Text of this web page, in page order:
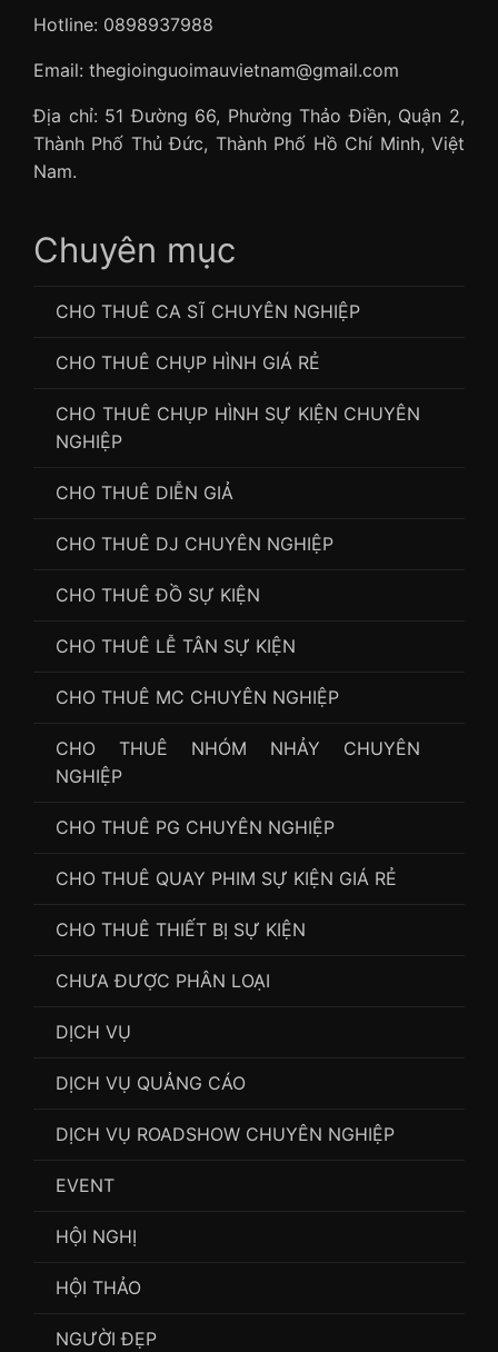
Hotline: 0898937988
Email: thegioinguoimauvietnam@gmail.com
Địa chỉ: 51 Đường 66, Phường Thảo Điền, Quận 2,
Thành Phố Thủ Đức, Thành Phố Hồ Chí Minh, Việt
Nam.
Chuyên mục
CHO THUÊ CA SĨ CHUYÊN NGHIỆP
CHO THUÊ CHỤP HÌNH GIÁ RẺ
CHO THUÊ CHỤP HÌNH SỰ KIỆN CHUYÊN
NGHIỆP
CHO THUÊ DIỄN GIẢ
CHO THUÊ DJ CHUYÊN NGHIỆP
CHO THUÊ ĐỒ SỰ KIỆN
CHO THUÊ LỄ TÂN SỰ KIỆN
CHO THUÊ MC CHUYÊN NGHIỆP
CHO THUÊ NHÓM NHẢY CHUYÊN
NGHIỆP
CHO THUÊ PG CHUYÊN NGHIỆP
CHO THUÊ QUAY PHIM SỰ KIỆN GIÁ RẺ
CHO THUÊ THIẾT BỊ SỰ KIỆN
CHƯA ĐƯỢC PHÂN LOẠI
DỊCH VỤ
DỊCH VỤ QUẢNG CÁO
DỊCH VỤ ROADSHOW CHUYÊN NGHIỆP
EVENT
HỘI NGHỊ
HỘI THẢO
NGƯỜI ĐẸP